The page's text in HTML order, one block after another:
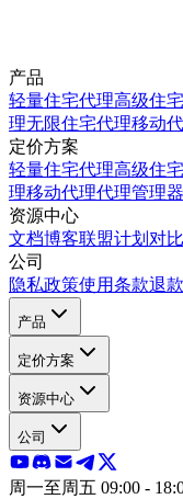
产品
轻量住宅代理高级住
理无限住宅代理移动
定价方案
轻量住宅代理高级住
理移动代理代理管理器
资源中心
文档博客联盟计划 对比
公司
隐私政策使用条款退
产品
定价方案
资源中心
公司
周一至周五 09:00 -